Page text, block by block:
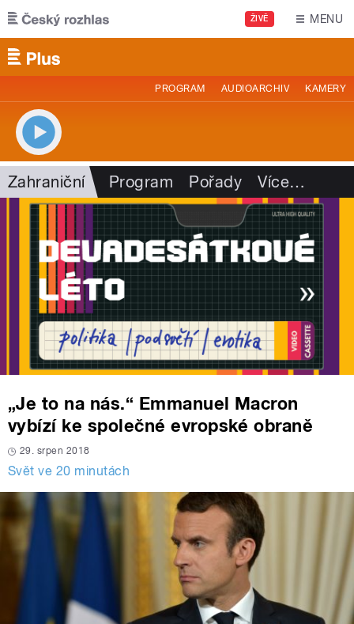
Přejít k hlavnímu obsahu
ŽIVĚ MENU
PROGRAM AUDIOARCHIV KAMERY
Zahraniční Program Pořady Více…
„Je to na nás.“ Emmanuel Macron
vybízí ke společné evropské obraně
29. srpen 2018
Svět ve 20 minutách